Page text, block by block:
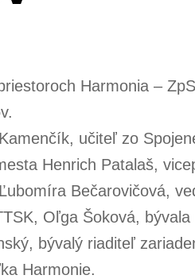
Harmonia –
učiteľ zo
Henrich Patalaš,
Bečarovičová,
Oľga Šoková,
bývalý riaditeľ
Harmonie.